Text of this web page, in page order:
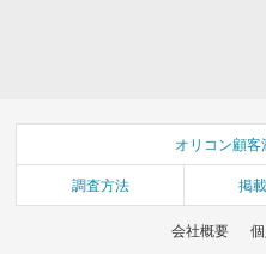
オリコン顧客
調査方法 掲
会社概要